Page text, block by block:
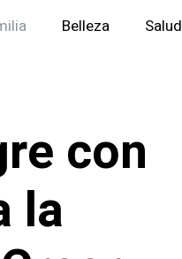
Belleza Salud
con
la